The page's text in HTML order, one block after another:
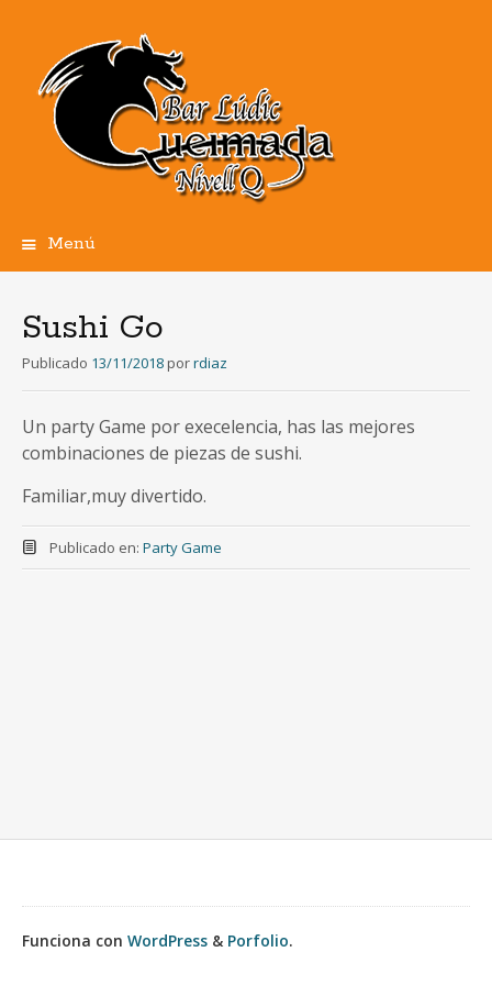
Menú
Sushi Go
Publicado 13/11/2018 porrdiaz
Un party Game por execelencia, has las mejores
combinaciones de piezas de sushi.
Familiar,muy divertido.
Publicado en: Party Game
Funciona con WordPress & Porfolio.